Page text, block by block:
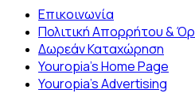
Επικοινωνία
Πολιτική Απορρήτου &
Δωρεάν Καταχώρηση
Youropia’s Home Page
Youropia’s Advertising